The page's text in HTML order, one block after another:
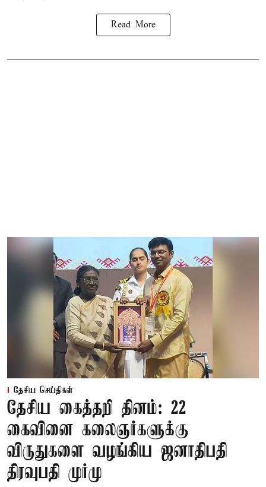
Read More
தேசிய செய்திகள்
தேசிய கைத்தறி தினம்: 22
கைவினை கலைஞர்களுக்கு
விருதுகளை வழங்கிய ஜனாதிபதி
திரவுபதி முர்மு